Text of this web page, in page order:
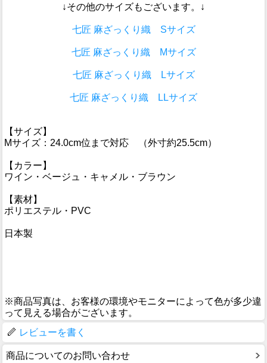
↓その他のサイズもございます。↓
七匠 麻ざっくり織 Sサイズ
七匠 麻ざっくり織 Mサイズ
七匠 麻ざっくり織 Lサイズ
七匠 麻ざっくり織 LLサイズ
【サイズ】
Mサイズ：24.0cm位まで対応 （外寸約25.5cm）
【カラー】
ワイン・ベージュ・キャメル・ブラウン
【素材】
ポリエステル・PVC
日本製
※商品写真は、お客様の環境やモニターによって色が多少違
って見える場合がございます。
レビューを書く
商品についてのお問い合わせ